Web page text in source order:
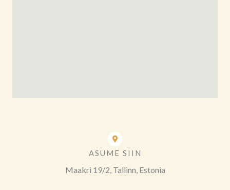
ASUME SIIN
Maakri 19/2, Tallinn, Estonia